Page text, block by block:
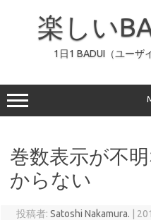
ッ
プ
楽しい
1日1 BADUI（ユーザ
巻数表示が不
からない
投稿者: Satoshi Nakamura.